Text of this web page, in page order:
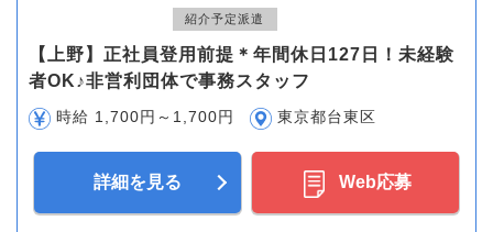
紹介予定派遣
【上野】正社員登用前提＊年間休日127日！未経験
者OK♪非営利団体で事務スタッフ
時給 1,700円～1,700円 東京都台東区
詳細を見る Web応募